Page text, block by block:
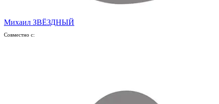
Михаил ЗВЁЗДНЫЙ
Совместно с: